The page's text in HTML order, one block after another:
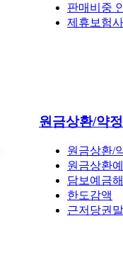
판매비중
제휴보험사
원금상환/약
원금상환/
원금상환
담보예금
한도감액
근저당권